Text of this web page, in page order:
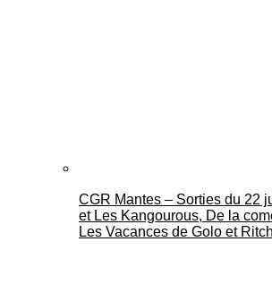
CGR Mantes – Sorties du 22
et Les Kangourous, De la
Les Vacances de Golo et